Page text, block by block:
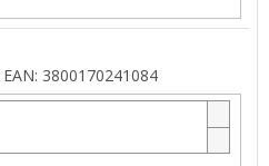
EAN: 3800170241084